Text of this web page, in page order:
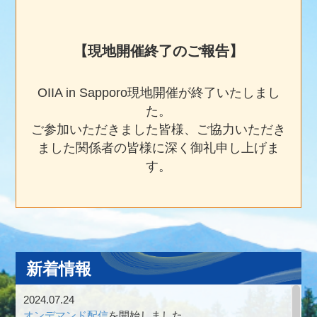
【現地開催終了のご報告】
OIIA in Sapporo現地開催が終了いたしまし
た。
ご参加いただきました皆様、ご協力いただき
ました関係者の皆様に深く御礼申し上げま
す。
新着情報
2024.07.24